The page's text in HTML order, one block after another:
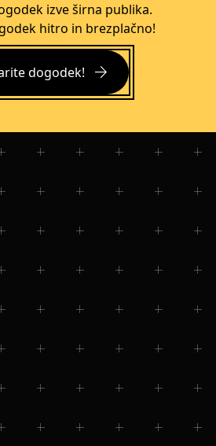
izve širna publika.
hitro in brezplačno!
dogodek! arrow_forward